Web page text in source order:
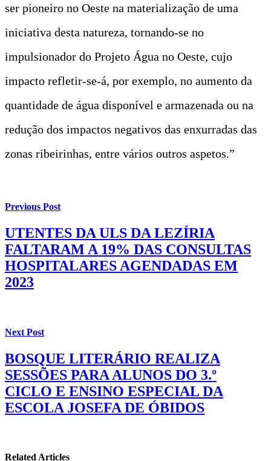
ser pioneiro no Oeste na materialização de uma
iniciativa desta natureza, tornando-se no
impulsionador do Projeto Água no Oeste, cujo
impacto refletir-se-á, por exemplo, no aumento da
quantidade de água disponível e armazenada ou na
redução dos impactos negativos das enxurradas das
zonas ribeirinhas, entre vários outros aspetos.”
Previous Post
UTENTES DA ULS DA LEZÍRIA
FALTARAM A 19% DAS CONSULTAS
HOSPITALARES AGENDADAS EM
2023
Next Post
BOSQUE LITERÁRIO REALIZA
SESSÕES PARA ALUNOS DO 3.º
CICLO E ENSINO ESPECIAL DA
ESCOLA JOSEFA DE ÓBIDOS
Related Articles